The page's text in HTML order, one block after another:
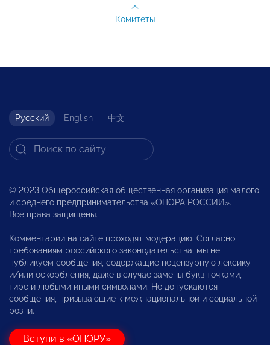
Комитеты
Русский English 中文
© 2023 Общероссийская общественная организация малого
и среднего предпринимательства «ОПОРА РОССИИ».
Все права защищены.
Комментарии на сайте проходят модерацию. Согласно
требованиям российского законодательства, мы не
публикуем сообщения, содержащие нецензурную лексику
и/или оскорбления, даже в случае замены букв точками,
тире и любыми иными символами. Не допускаются
сообщения, призывающие к межнациональной и социальной
розни.
Вступи в «ОПОРУ»